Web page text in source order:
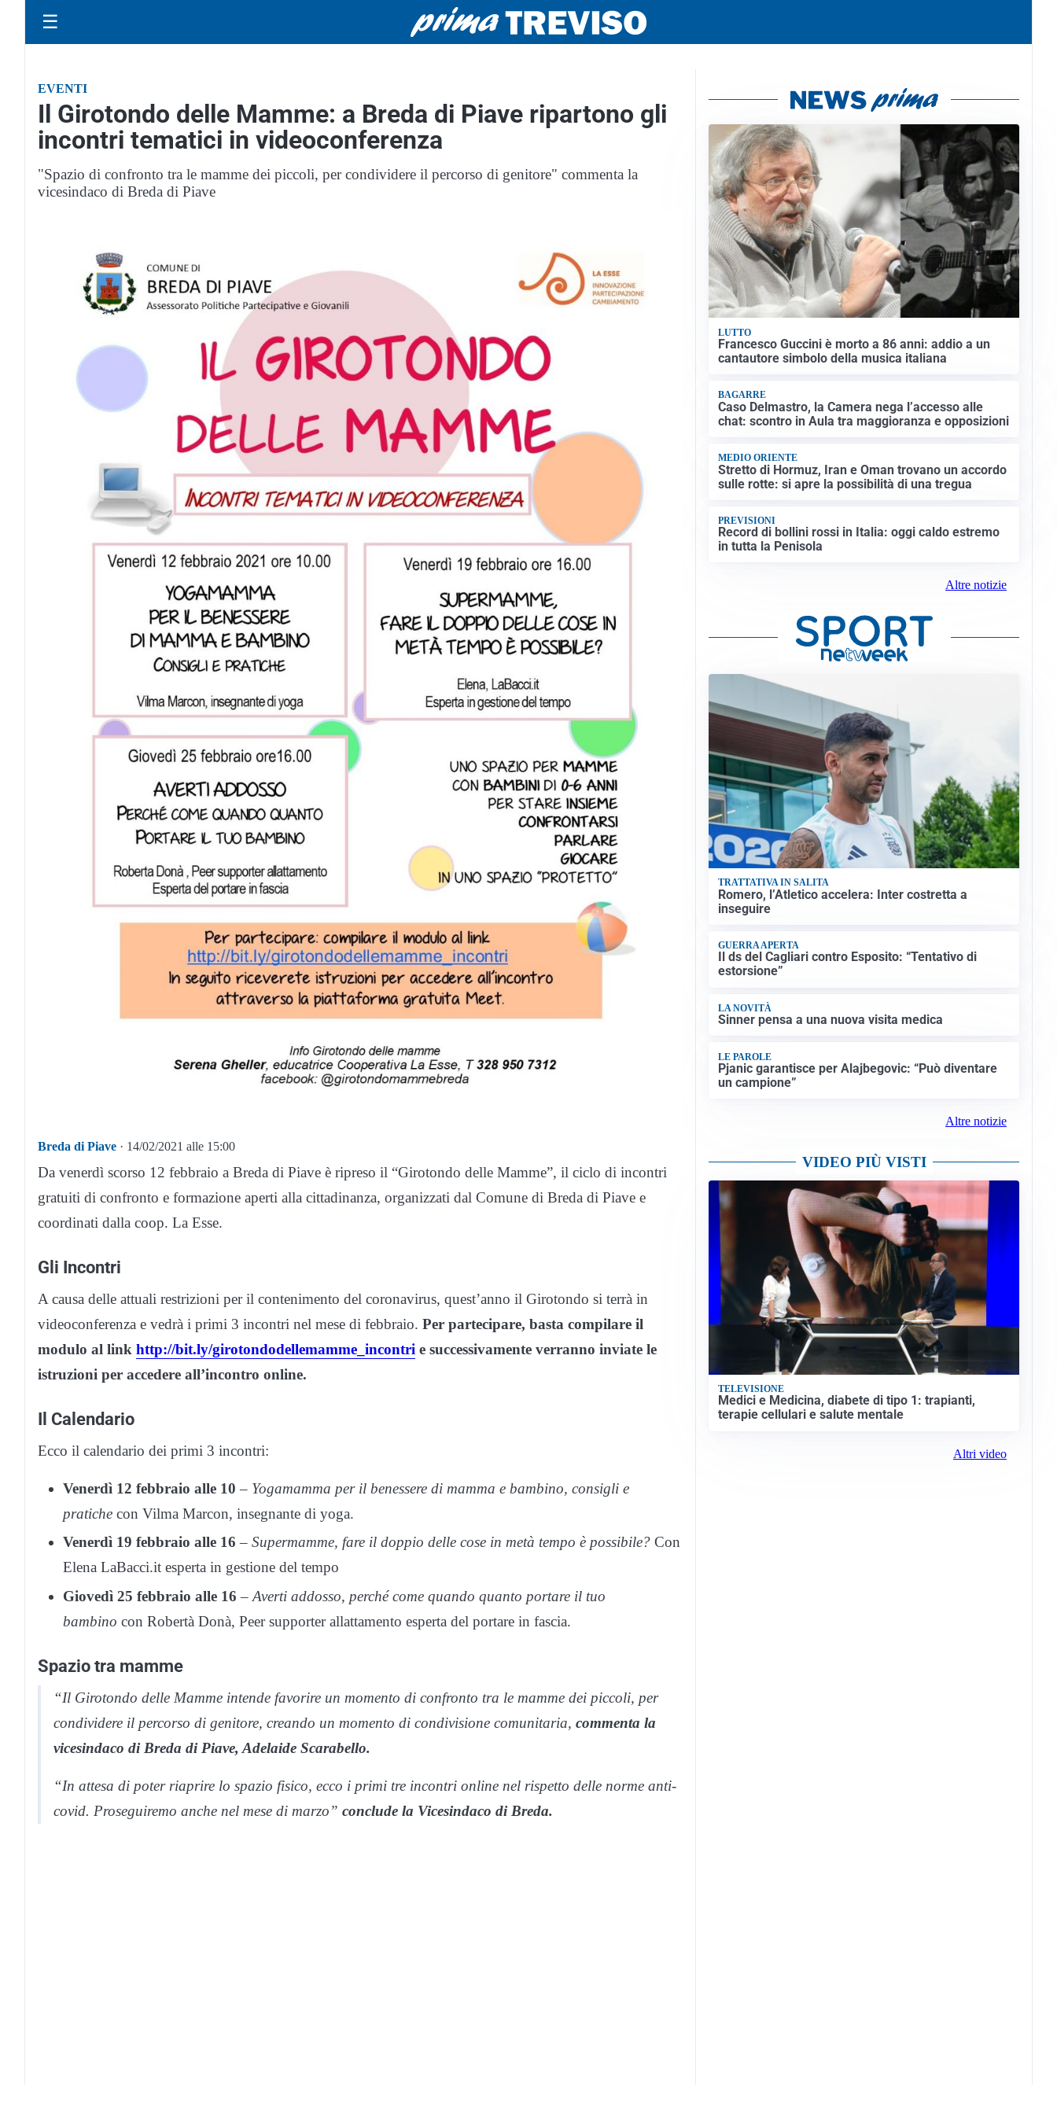
☰
EVENTI
Il Girotondo delle Mamme: a Breda di Piave ripartono gli
incontri tematici in videoconferenza
"Spazio di confronto tra le mamme dei piccoli, per condividere il percorso di genitore" commenta la
vicesindaco di Breda di Piave
Breda di Piave · 14/02/2021 alle 15:00
Da venerdì scorso 12 febbraio a Breda di Piave è ripreso il “Girotondo delle Mamme”, il ciclo di incontri
gratuiti di confronto e formazione aperti alla cittadinanza, organizzati dal Comune di Breda di Piave e
coordinati dalla coop. La Esse.
Gli Incontri
A causa delle attuali restrizioni per il contenimento del coronavirus, quest’anno il Girotondo si terrà in
videoconferenza e vedrà i primi 3 incontri nel mese di febbraio. Per partecipare, basta compilare il
modulo al link http://bit.ly/girotondodellemamme_incontri e successivamente verranno inviate le
istruzioni per accedere all’incontro online.
Il Calendario
Ecco il calendario dei primi 3 incontri:
Venerdì 12 febbraio alle 10 – Yogamamma per il benessere di mamma e bambino, consigli e
pratiche con Vilma Marcon, insegnante di yoga.
Venerdì 19 febbraio alle 16 – Supermamme, fare il doppio delle cose in metà tempo è possibile? Con
Elena LaBacci.it esperta in gestione del tempo
Giovedì 25 febbraio alle 16 –Averti addosso, perché come quando quanto portare il tuo
bambino con Robertà Donà, Peer supporter allattamento esperta del portare in fascia.
Spazio tra mamme
“Il Girotondo delle Mamme intende favorire un momento di confronto tra le mamme dei piccoli, per
condividere il percorso di genitore, creando un momento di condivisione comunitaria, commenta la
vicesindaco di Breda di Piave, Adelaide Scarabello.
“In attesa di poter riaprire lo spazio fisico, ecco i primi tre incontri online nel rispetto delle norme anti-
covid. Proseguiremo anche nel mese di marzo” conclude la Vicesindaco di Breda.
LUTTO
Francesco Guccini è morto a 86 anni: addio a un
cantautore simbolo della musica italiana
BAGARRE
Caso Delmastro, la Camera nega l’accesso alle
chat: scontro in Aula tra maggioranza e opposizioni
MEDIO ORIENTE
Stretto di Hormuz, Iran e Oman trovano un accordo
sulle rotte: si apre la possibilità di una tregua
PREVISIONI
Record di bollini rossi in Italia: oggi caldo estremo
in tutta la Penisola
Altre notizie
TRATTATIVA IN SALITA
Romero, l’Atletico accelera: Inter costretta a
inseguire
GUERRA APERTA
Il ds del Cagliari contro Esposito: “Tentativo di
estorsione”
LA NOVITÀ
Sinner pensa a una nuova visita medica
LE PAROLE
Pjanic garantisce per Alajbegovic: “Può diventare
un campione”
Altre notizie
VIDEO PIÙ VISTI
TELEVISIONE
Medici e Medicina, diabete di tipo 1: trapianti,
terapie cellulari e salute mentale
Altri video